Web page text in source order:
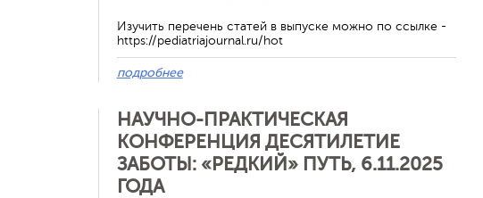
Изучить перечень статей в выпуске можно по ссылке -
https://pediatriajournal.ru/hot
подробнее
НАУЧНО-ПРАКТИЧЕСКАЯ
КОНФЕРЕНЦИЯ ДЕСЯТИЛЕТИЕ
ЗАБОТЫ: «РЕДКИЙ» ПУТЬ, 6.11.2025
ГОДА